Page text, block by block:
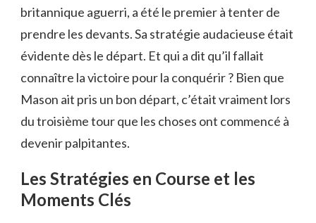
britannique aguerri, a été le premier à tenter de
prendre les devants. Sa stratégie audacieuse était
évidente dès le départ. Et qui a dit qu’il fallait
connaître la victoire pour la conquérir ? Bien que
Mason ait pris un bon départ, c’était vraiment lors
du troisième tour que les choses ont commencé à
devenir palpitantes.
Les Stratégies en Course et les
Moments Clés